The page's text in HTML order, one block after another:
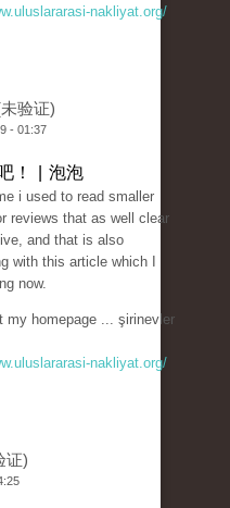
nakliyat.org/
验证)
- 01:37
！ | 泡泡
i used to read smaller
reviews that as well clear
and that is also
with this article which I
now.
my homepage ... şirinevler
nakliyat.org/
证)